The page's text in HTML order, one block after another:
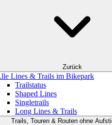
Zurück
Lines & Trails im Bikepark
Trailstatus
Shaped Lines
Singletrails
Long Lines & Trails
Trails, Touren & Routen ohne